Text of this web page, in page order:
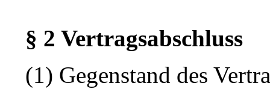
§ 2 Vertragsabschluss
(1) Gegenstand des